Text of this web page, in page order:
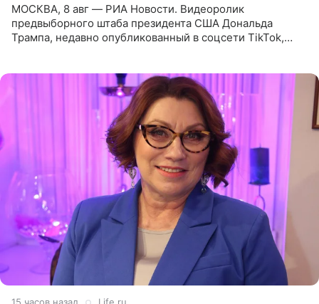
МОСКВА, 8 авг — РИА Новости. Видеоролик
предвыборного штаба президента США Дональда
Трампа, недавно опубликованный в соцсети TikTok,